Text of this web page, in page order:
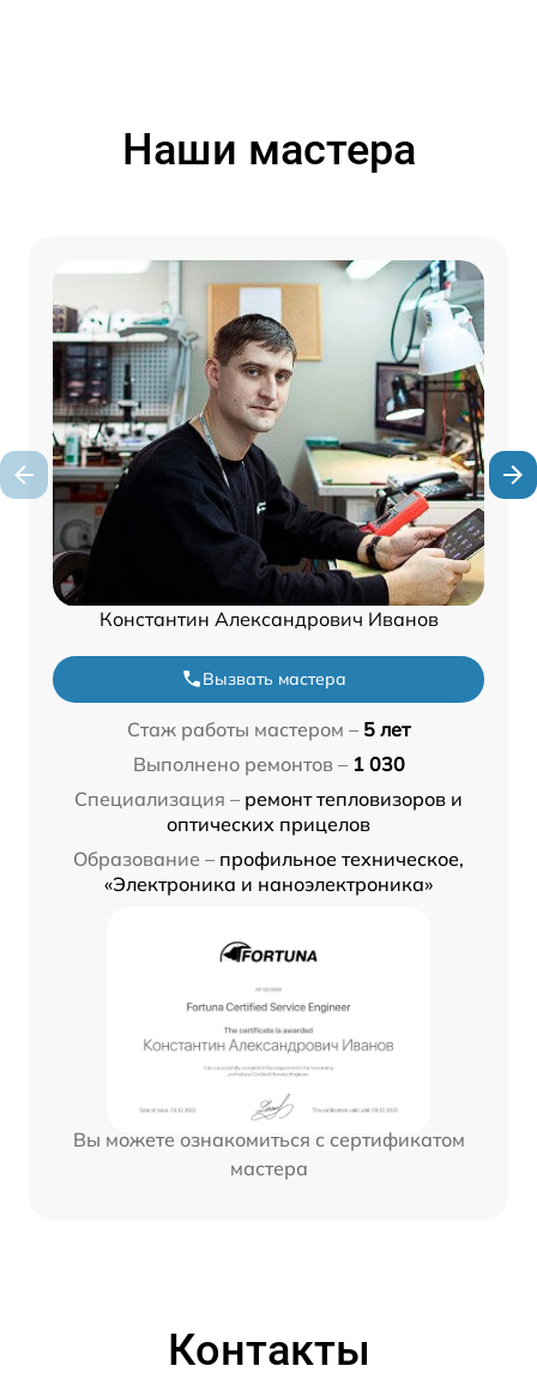
Наши мастера
Константин Александрович Иванов
Вызвать мастера
Стаж работы мастером – 5 лет
Выполнено ремонтов – 1 030
Специализация – ремонт тепловизоров и
оптических прицелов
Образование – профильное техническое,
«Электроника и наноэлектроника»
Вы можете ознакомиться с сертификатом
мастера
Контакты